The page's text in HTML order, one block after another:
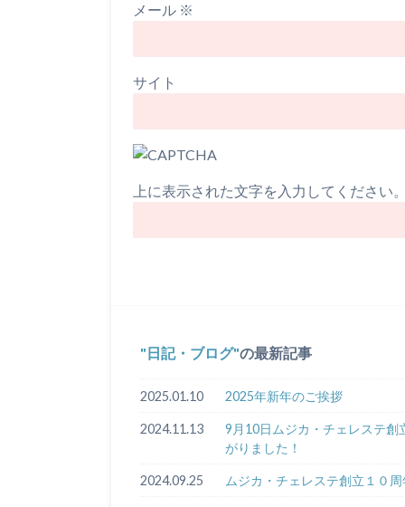
メール ※
サイト
上に表示された文字を入力してください
日記・ブログ の最新記事
2025.01.10 2025年新年のご挨拶
2024.11.13
9月10日ムジカ・チェレステ創
がりました！
2024.09.25 ムジカ・チェレステ創立１０